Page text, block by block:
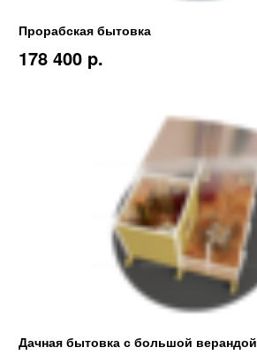
Прорабская бытовка
178 400 p.
Дачная бытовка с большой верандой